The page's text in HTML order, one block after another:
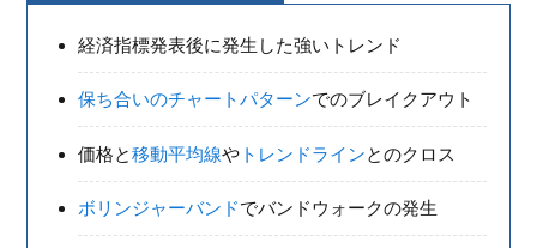
経済指標発表後に発生した強いトレンド
保ち合いのチャートパターンでのブレイクアウト
価格と移動平均線やトレンドラインとのクロス
ボリンジャーバンドでバンドウォークの発生